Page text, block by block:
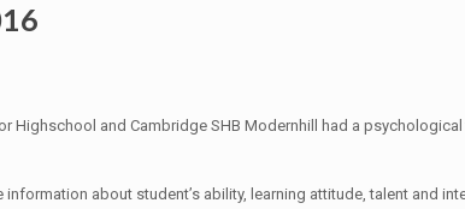
Highschool and Cambridge SHB Modernhill had a
about student’s ability, learning attitude, talent and